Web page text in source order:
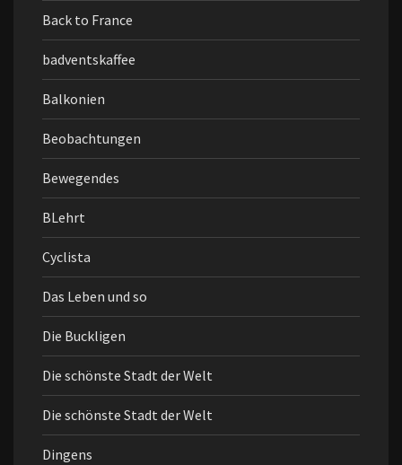
Back to France
badventskaffee
Balkonien
Beobachtungen
Bewegendes
BLehrt
Cyclista
Das Leben und so
Die Buckligen
Die schönste Stadt der Welt
Die schönste Stadt der Welt
Dingens